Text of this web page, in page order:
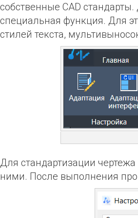
собственные CAD стандарты.
специальная функция. Для
стилей текста,
Для стандартизации
ними. После выполнения